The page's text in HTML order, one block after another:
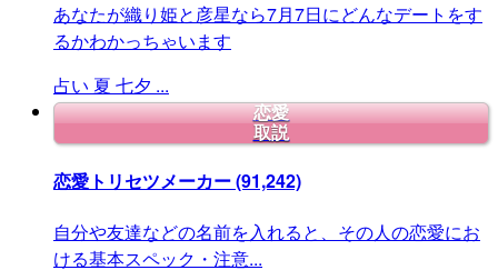
あなたが織り姫と彦星なら7月7日にどんなデートをす
るかわかっちゃいます
占い 夏 七夕 ...
恋愛
取説
恋愛トリセツメーカー(91,242)
自分や友達などの名前を入れると、その人の恋愛にお
ける基本スペック・注意...